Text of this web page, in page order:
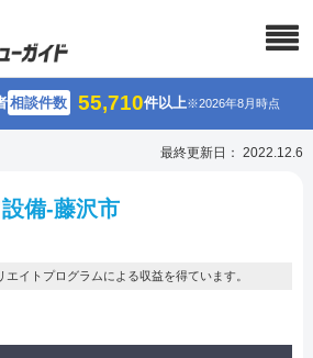
相談件数 55,710件以上※2026年8月時点
最終更新日： 2022.12.6
備-藤沢市
イトプログラムによる収益を得ています。